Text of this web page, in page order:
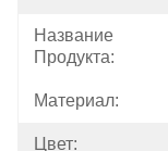
Название
Продукта:
Материал:
Цвет: